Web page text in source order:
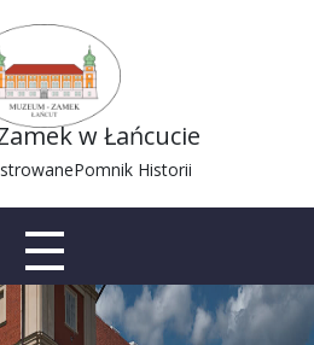
w Łańcucie
Pomnik Historii